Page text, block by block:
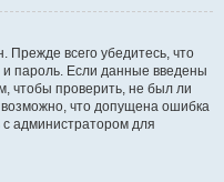
Прежде всего убедитесь, что
пароль. Если данные введены
чтобы проверить, не был ли
что допущена ошибка
администратором для